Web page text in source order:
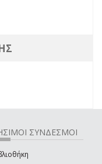
ΣΥΝΔΕΣΜΟΙ